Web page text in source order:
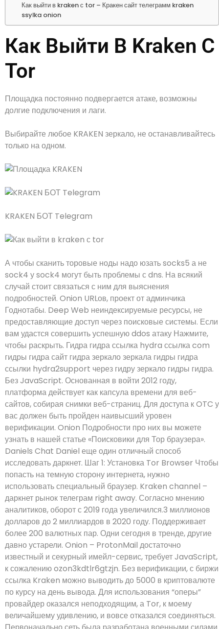
Как выйти в kraken с tor – Кракен сайт телеграмм kraken
ssylka onion
Как Выйти В Kraken С
Tor
Площадка постоянно подвергается атаке, возможны
долгие подключения и лаги.
Выбирайте любое KRAKEN зеркало, не останавливайтесь
только на одном.
KRAKEN БОТ Telegram
А чтобы сканить торовые ноды надо юзать socks5 а не
sock4 у sock4 могут быть проблемы с dns. На всякий
случай стоит связаться с ним для выяснения
подробностей. Onion URLов, проект от админчика
Годнотабы. Deep Web неиндексируемые ресурсы, не
предоставляющие доступ через поисковые системы. Если
вам удастся совершить успешную ddos атаку Нажмите,
чтобы раскрыть. Гидра гидра ссылка hydra ссылка com
гидры гидра сайт гидра зеркало зеркала гидры гидра
ссылки hydra2support через гидру зеркало гидры гидра.
Без JavaScript. Основанная в войти 2012 году,
платформа действует как капсула времени для веб-
сайтов, собирая снимки веб-страниц. Для доступа к OTC у
вас должен быть пройден наивысший уровен
верификации. Onion Подробности про них вы можете
узнать в нашей статье «Поисковики для Тор браузера».
Daniels Chat Daniel еще один отличный способ
исследовать даркнет. Шаг 1: Установка Tor Browser Чтобы
попасть на темную сторону интернета, нужно
использовать специальный браузер. Kraken channel –
даркнет рынок телеграм right away. Согласно мнению
аналитиков, оборот с 2019 года увеличился.3 миллионов
долларов до 2 миллиардов в 2020 году. Поддерживает
более 200 валютных пар. Одни сегодня в тренде, другие
давно устарели. Onion – ProtonMail достаточно
известный и секурный имейл-сервис, требует JavaScript,
к сожалению ozon3kdtlr6gtzjn. Без верификации, с биржи
ссылка Kraken можно выводить до 5000 в криптовалюте
по курсу на день вывода. Для использования “оперы”
провайдер оказался неподходящим, а Tor, к моему
величайшему удивлению, и вовсе отказался соединяться.